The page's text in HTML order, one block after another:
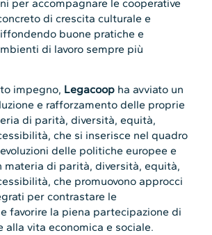
per accompagnare le cooperative
di crescita culturale e
buone pratiche e
di lavoro sempre più
impegno, Legacoop ha avviato un
e rafforzamento delle proprie
di parità, diversità, equità,
che si inserisce nel quadro
delle politiche europee e
materia di parità, diversità, equità,
che promuovono approcci
per contrastare le
favorire la piena partecipazione di
alla vita economica e sociale.